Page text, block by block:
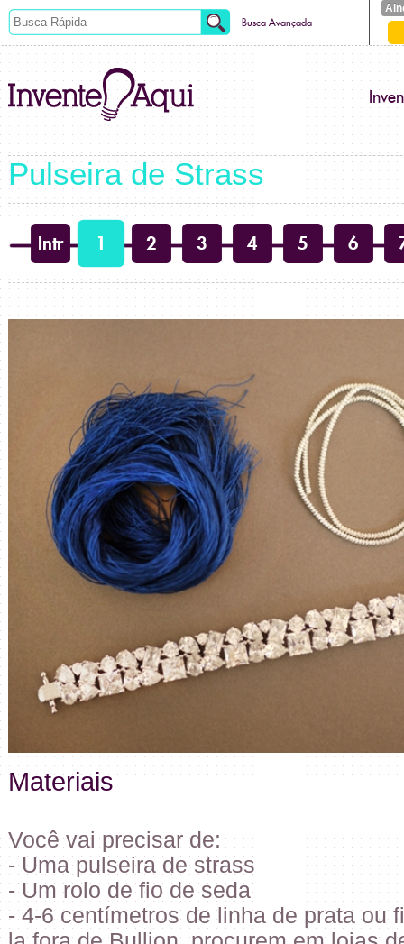
Busca Avançada
Pulseira de Strass
Intr 1 2 3 4 5 6
Materiais
Você vai precisar de:
- Uma pulseira de strass
- Um rolo de fio de seda
- 4-6 centímetros de linha de prata ou